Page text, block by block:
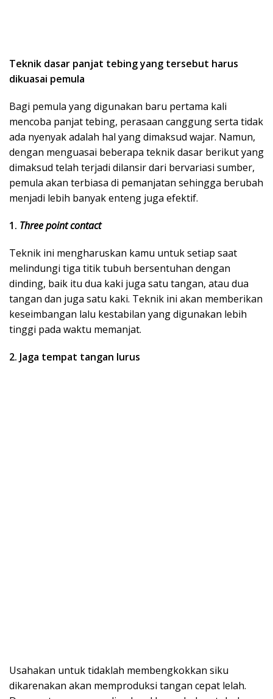
Teknik dasar panjat tebing yang tersebut harus
dikuasai pemula
Bagi pemula yang digunakan baru pertama kali
mencoba panjat tebing, perasaan canggung serta tidak
ada nyenyak adalah hal yang dimaksud wajar. Namun,
dengan menguasai beberapa teknik dasar berikut yang
dimaksud telah terjadi dilansir dari bervariasi sumber,
pemula akan terbiasa di pemanjatan sehingga berubah
menjadi lebih banyak enteng juga efektif.
1. Three point contact
Teknik ini mengharuskan kamu untuk setiap saat
melindungi tiga titik tubuh bersentuhan dengan
dinding, baik itu dua kaki juga satu tangan, atau dua
tangan dan juga satu kaki. Teknik ini akan memberikan
keseimbangan lalu kestabilan yang digunakan lebih
tinggi pada waktu memanjat.
2. Jaga tempat tangan lurus
Usahakan untuk tidaklah membengkokkan siku
dikarenakan akan memproduksi tangan cepat lelah.